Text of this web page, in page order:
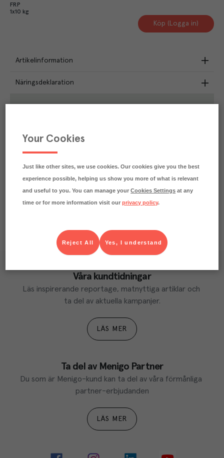
FRP
1x10 kg
Köp (Logga in)
Artikelinformation
Näringsdeklaration
utsläppen av 1.2 kg koldioxid.
Våra kundtidningar
Läs inspirerande reportage, matnyttiga artiklar och
ta del av aktuella kampanjer.
LÄS MER
Ta del av Menigo Partner
Du som är Menigo-kund kan ta del av våra förmånliga
partner-erbjudanden
LÄS MER
Your Cookies
Just like other sites, we use cookies. Our cookies give you the best
experience possible, helping us show you more of what is relevant
and useful to you. You can manage yourCookies Settings at any
time or for more information visit ourprivacy policy.
Yes, I understand
Reject All